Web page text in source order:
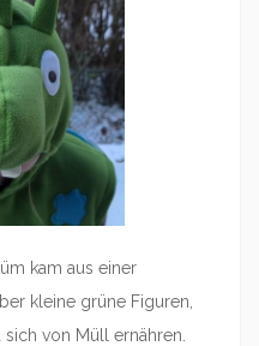
kam aus einer
kleine grüne Figuren,
von Müll ernähren.